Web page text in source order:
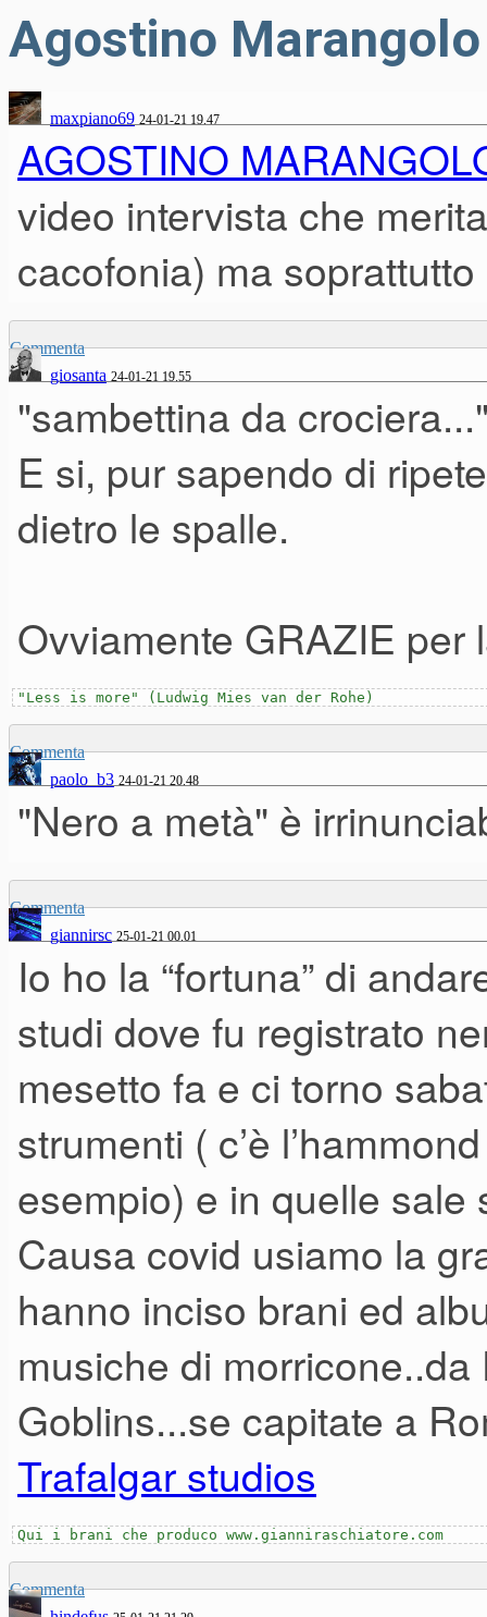
Agostino
maxpiano69 24-01-21 19.47
AGOSTINO
video intervista che
cacofonia) ma
Commenta
giosanta 24-01-21 19.55
"sambettina da
E si, pur sapendo di
dietro le spalle.
Ovviamente GRAZIE per
"Less is more" (Ludwig Mies van der Rohe)
Commenta
paolo_b3 24-01-21 20.48
"Nero a metà" è
Commenta
giannirsc 25-01-21 00.01
Io ho la “fortuna” di
studi dove fu registrato
mesetto fa e ci torno
strumenti ( c’è
esempio) e in quelle sale
Causa covid usiamo la
hanno inciso brani ed
musiche di
Goblins...se capitate a
Trafalgar studios
Qui i brani che produco www.gianniraschiatore.com
Commenta